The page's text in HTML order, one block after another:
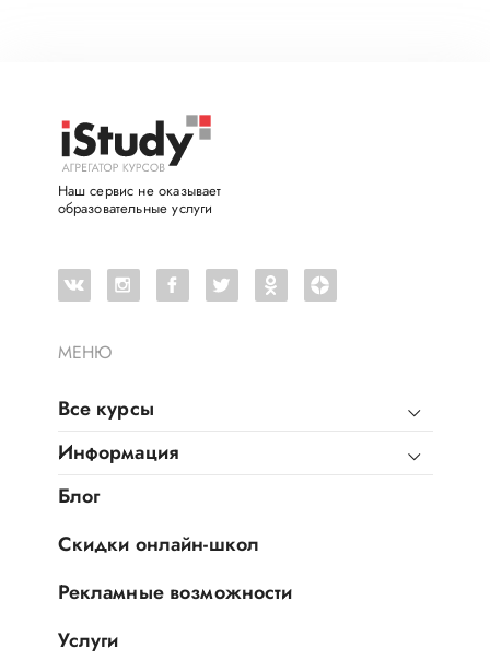
МЕНЮ
Все курсы
Информация
Блог
Скидки онлайн-школ
Рекламные возможности
Услуги
Наш сервис не оказывает
образовательные услуги